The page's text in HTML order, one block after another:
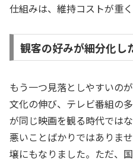
仕組みは、維持コストが重
観客の好みが細分化し
もう一つ見落としやすいの
文化の伸び、テレビ番組の
が同じ映画を観る時代では
悪いことばかりではありま
壌にもなりました。ただ、